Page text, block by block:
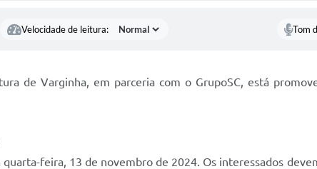
Velocidade de leitura: Tom
de Varginha, em parceria com o GrupoSC, está
quarta-feira, 13 de novembro de 2024. Os interessados